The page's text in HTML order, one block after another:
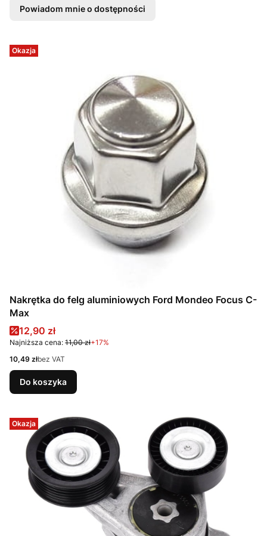
Powiadom mnie o dostępności
Okazja
Nakrętka do felg aluminiowych Ford Mondeo Focus C-
Max
Cena promocyjna
12,90 zł
Najniższa cena: 11,00 zł+17%
Cena
10,49 złbez VAT
Do koszyka
Okazja